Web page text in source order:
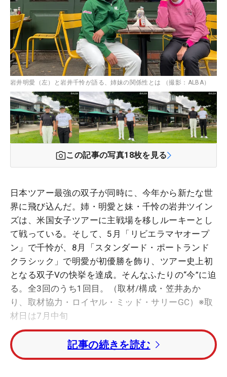
岩井明愛（左）と岩井千怜が語る、姉妹の関係性とは （撮影：ALBA）
この記事の写真18枚を見る
日本ツアー最強の双子が同時に、今年から新たな世
界に飛び込んだ。姉・明愛と妹・千怜の岩井ツイン
ズは、米国女子ツアーに主戦場を移しルーキーとし
て戦っている。そして、5月「リビエラマヤオープ
ン」で千怜が、8月「スタンダード・ポートランド
クラシック」で明愛が初優勝を飾り、ツアー史上初
となる双子Vの快挙を達成。そんなふたりの“今”に迫
る。全3回のうち1回目。（取材/構成・笠井あか
り、 取材協力・ロイヤル・ミッド・サリーGC ）※取
材日は7月中旬
――シーズンも折り返し地点です。ここまでの手応
えはいかがですか
記事の続きを読む